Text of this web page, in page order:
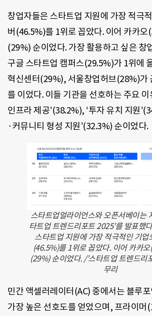
창업자들은 스타트업 지원에 가장 적극
버(46.5%)를 1위로 꼽았다. 이어 카카오
(29%) 순이었다. 가장 활용하고 싶은 창
구글 스타트업 캠퍼스(29.5%)가 1위에
혁신센터(29%), 서울창업허브(28%)가
를 이었다. 이들 기관을 선호하는 주요 이
인프라 제공’(38.2%), ‘투자 유치 지원
·커뮤니티 형성 지원’(32.3%) 순이었다.
스타트업얼라이언스와 오픈서베이는
타트업 트렌드리포트 2025’를 발표했
스타트업 지원에 가장 적극적인 기업
(46.5%)를 1위로 꼽았다. 이어 카카
(29%) 순이었다. /’스타트업 트렌드리
무리
민간 액셀러레이터(AC) 중에서는 블루
가장 높은 선호도를 얻었으며, 프라이머